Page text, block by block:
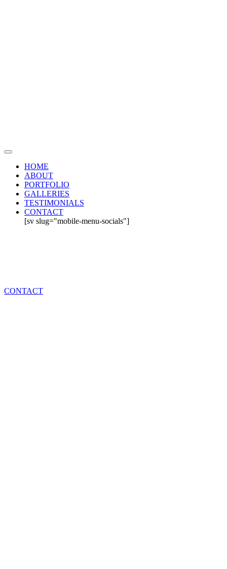
HOME
ABOUT
PORTFOLIO
GALLERIES
TESTIMONIALS
CONTACT
[sv slug="mobile-menu-socials"]
CONTACT